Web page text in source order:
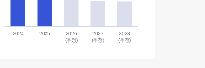
2024 2025
2026
(추정)
2027
(추정)
2028
(추정)